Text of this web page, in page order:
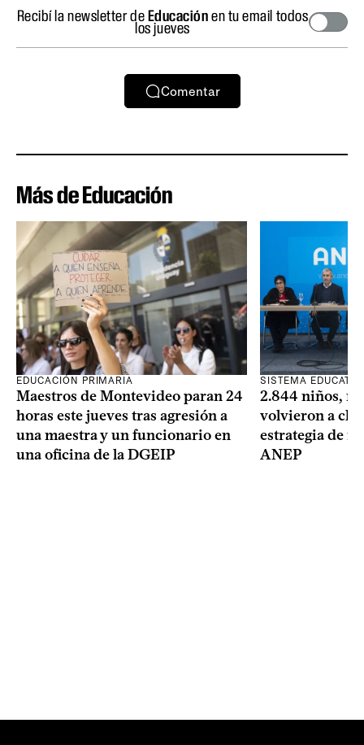
Recibí la newsletter deEducaciónen tu email todos
los jueves
Comentar
Más de Educación
EDUCACIÓN PRIMARIA
Maestros de Montevideo paran 24
horas este jueves tras agresión a
una maestra y un funcionario en
una oficina de la DGEIP
SISTEMA
2.844 niños,
volvieron a
estrategia de
ANEP